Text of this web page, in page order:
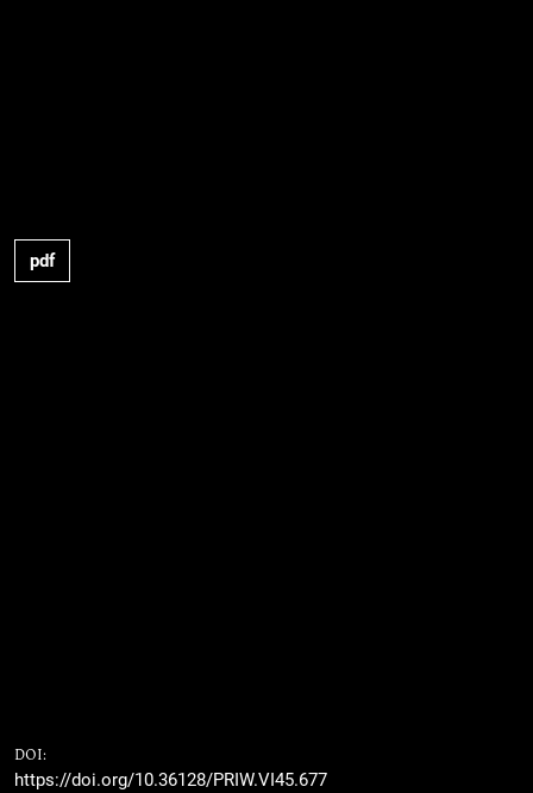
pdf
DOI:
https://doi.org/10.36128/PRIW.VI45.677